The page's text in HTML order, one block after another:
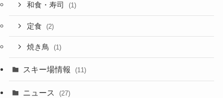
和食・寿司 (1)
定食 (2)
焼き鳥 (1)
スキー場情報 (11)
ニュース (27)